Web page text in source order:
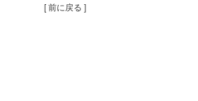
[ 前に戻る ]